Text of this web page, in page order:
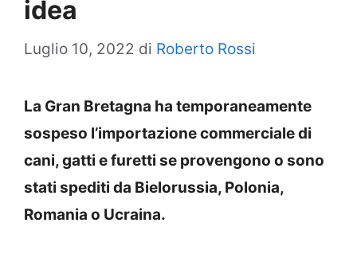
idea
Luglio 10, 2022 di Roberto Rossi
La Gran Bretagna ha temporaneamente
sospeso l’importazione commerciale di
cani, gatti e furetti se provengono o sono
stati spediti da Bielorussia, Polonia,
Romania o Ucraina.